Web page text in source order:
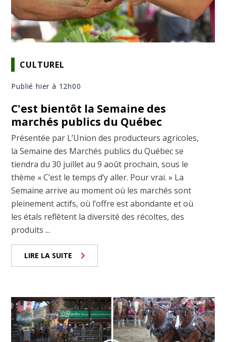
CULTUREL
Publié hier à 12h00
C'est bientôt la Semaine des
marchés publics du Québec
Présentée par L’Union des producteurs agricoles,
la Semaine des Marchés publics du Québec se
tiendra du 30 juillet au 9 août prochain, sous le
thème « C’est le temps d’y aller. Pour vrai. » La
Semaine arrive au moment où les marchés sont
pleinement actifs, où l’offre est abondante et où
les étals reflètent la diversité des récoltes, des
produits ...
LIRE LA SUITE